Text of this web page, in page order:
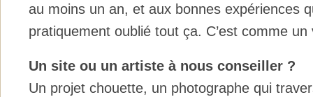
au moins un an, et aux bonnes expériences
pratiquement oublié tout ça. C’est comme
Un site ou un artiste à nous conseiller ?
Un projet chouette, un photographe qui